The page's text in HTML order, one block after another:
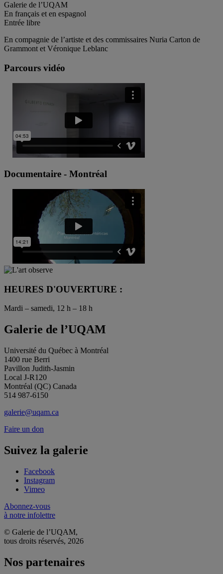
Galerie de l’UQAM
En français et en espagnol
Entrée libre
En compagnie de l’artiste et des commissaires Nuria Carton de
Grammont et Véronique Leblanc
Parcours vidéo
Documentaire - Montréal
HEURES D'OUVERTURE :
Mardi – samedi, 12 h – 18 h
Galerie de l’UQAM
Université du Québec à Montréal
1400 rue Berri
Pavillon Judith-Jasmin
Local J-R120
Montréal (QC) Canada
514 987-6150
galerie@uqam.ca
Faire un don
Suivez la galerie
Facebook
Instagram
Vimeo
Abonnez-vous
à notre infolettre
© Galerie de l’UQAM,
tous droits réservés, 2026
Nos partenaires